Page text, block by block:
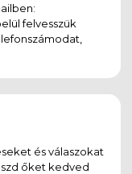
felvesszük
és válaszokat
őket kedved